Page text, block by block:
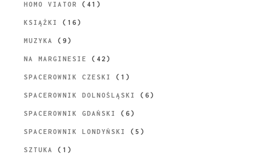
HOMO VIATOR (41)
KSIĄŻKI (16)
MUZYKA (9)
NA MARGINESIE (42)
SPACEROWNIK CZESKI (1)
SPACEROWNIK DOLNOŚLĄSKI (6)
SPACEROWNIK GDAŃSKI (6)
SPACEROWNIK LONDYŃSKI (5)
SZTUKA (1)